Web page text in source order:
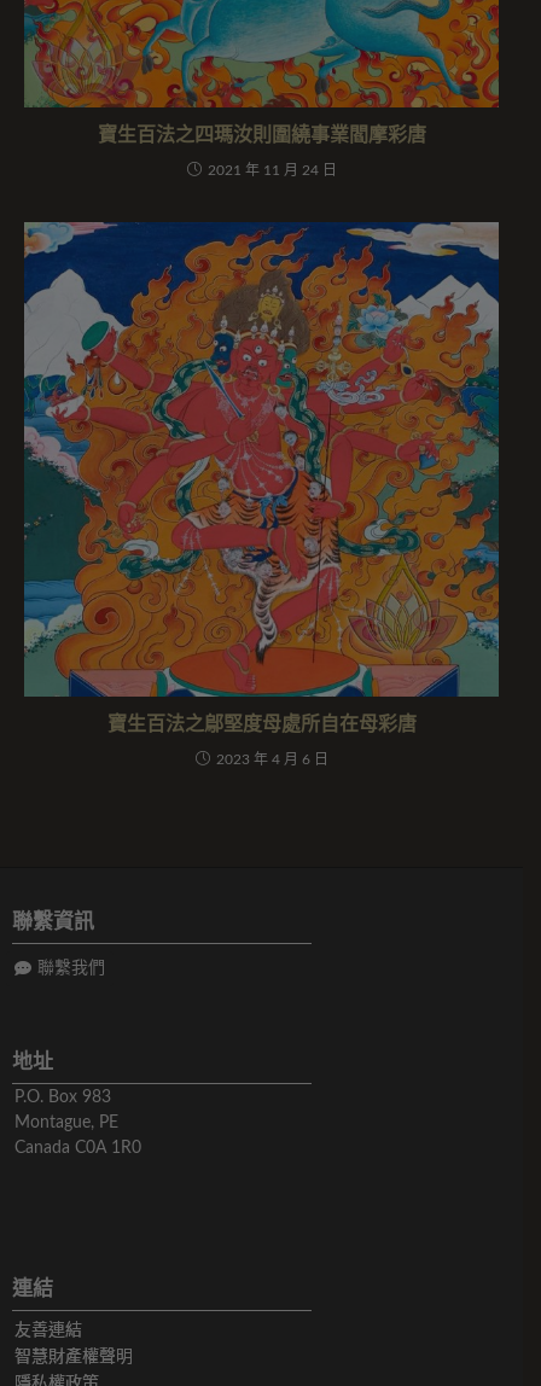
寶生百法之四瑪汝則圍繞事業閻摩彩唐
2021 年 11 月 24 日
寶生百法之鄔堅度母處所自在母彩唐
2023 年 4 月 6 日
聯繫資訊
聯繫我們
地址
P.O. Box 983
Montague, PE
Canada C0A 1R0
連結
友善連結
智慧財產權聲明